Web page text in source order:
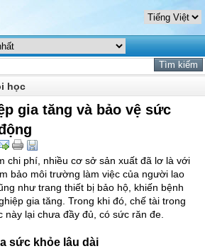
học
gia tăng và bảo vệ sức
chi phí, nhiều cơ sở sản xuất đã lơ là với
bảo môi trường làm việc của người lao
như trang thiết bị bảo hộ, khiến bệnh
gia tăng. Trong khi đó, chế tài trong
này lại chưa đầy đủ, có sức răn đe.
sức khỏe lâu dài